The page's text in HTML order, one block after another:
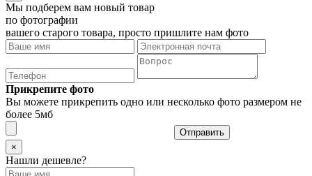
Мы подберем вам новый товар
по фотографии
вашего старого товара, просто пришлите нам фото
Прикрепите фото
Вы можете прикрепить одно или несколько фото размером не
более 5мб
Отправить
×
Нашли дешевле?